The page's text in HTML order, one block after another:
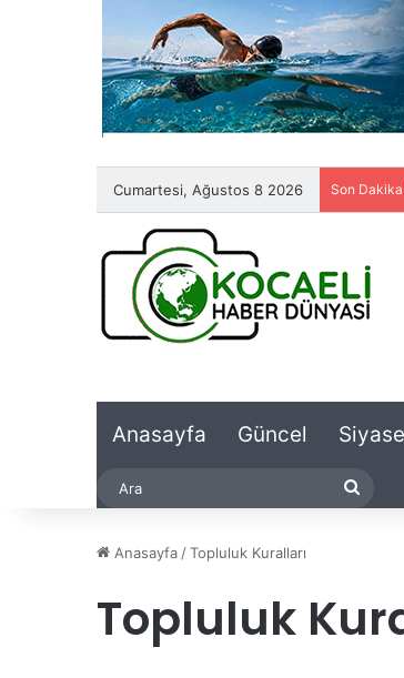
Cumartesi, Ağustos 8 2026 Son
Anasayfa Güncel
Anasayfa /Topluluk Kuralları
Topluluk